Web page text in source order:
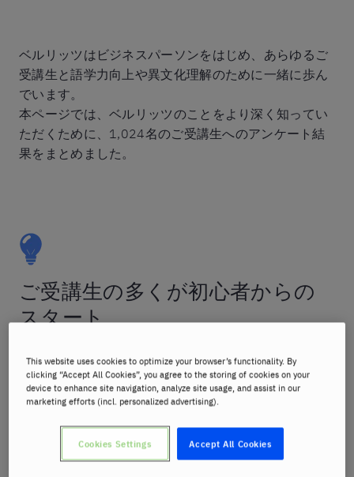
ベルリッツはビジネスパーソンをはじめ、あらゆるご
受講生と語学力向上や異文化理解のために一緒に歩ん
でいます。
本ページでは、ベルリッツのことをより深く知ってい
ただくために、1,024名のご受講生へのアンケート結
果をまとめました。
ご受講生の多くが初心者からの
スタート
This website uses cookies to optimize your browser’s functionality. By
clicking “Accept All Cookies”, you agree to the storing of cookies on your
device to enhance site navigation, analyze site usage, and assist in our
marketing efforts (incl. personalized advertising).
Accept All Cookies
Cookies Settings